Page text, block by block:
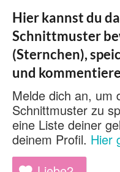
Hier kannst du
Schnittmuster
(Sternchen),
und
Melde dich an, um
Schnittmuster zu
eine Liste deiner
deinem Profil. Hier